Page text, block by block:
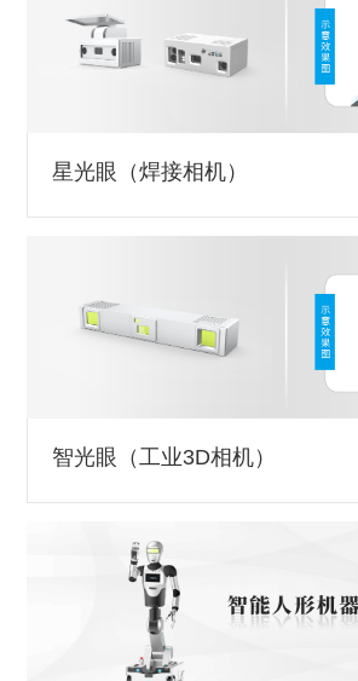
星光眼（焊接相机）
智光眼（工业3D相机）